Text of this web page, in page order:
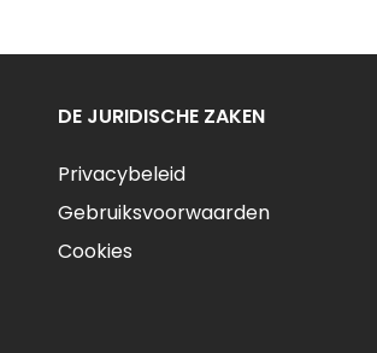
DE JURIDISCHE ZAKEN
Privacybeleid
Gebruiksvoorwaarden
Cookies